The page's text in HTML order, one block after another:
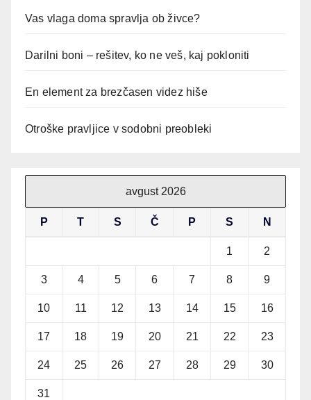
Vas vlaga doma spravlja ob živce?
Darilni boni – rešitev, ko ne veš, kaj pokloniti
En element za brezčasen videz hiše
Otroške pravljice v sodobni preobleki
avgust 2026
P T S Č P S N
1 2
3 4 5 6 7 8 9
10 11 12 13 14 15 16
17 18 19 20 21 22 23
24 25 26 27 28 29 30
31